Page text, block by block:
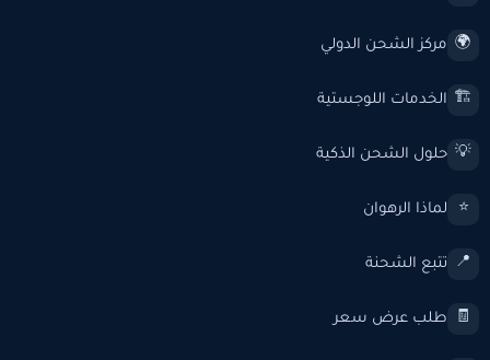
🌍 مركز الشحن الدولي
🏗️ الخدمات اللوجستية
💡 حلول الشحن الذكية
⭐ لماذا الرهوان
📍 تتبع الشحنة
🧾 طلب عرض سعر